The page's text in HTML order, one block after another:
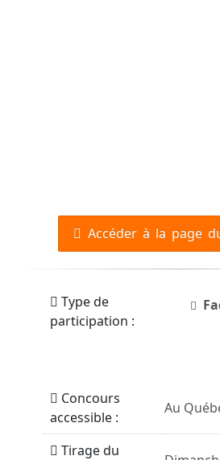
Accéder à la page
Type de
participation :
Concours
accessible :
Au
Tirage du